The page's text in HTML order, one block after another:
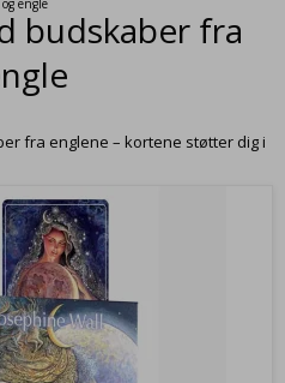
engle
budskaber fra
fra englene – kortene støtter dig i